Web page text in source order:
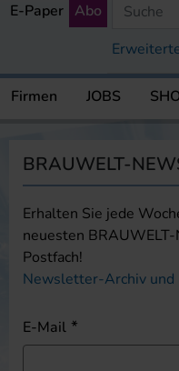
E-Paper Abo
Firmen JOBS
BRAUWELT-
Erhalten Sie jede
neuesten
Postfach!
Newsletter-Archiv und
E-Mail